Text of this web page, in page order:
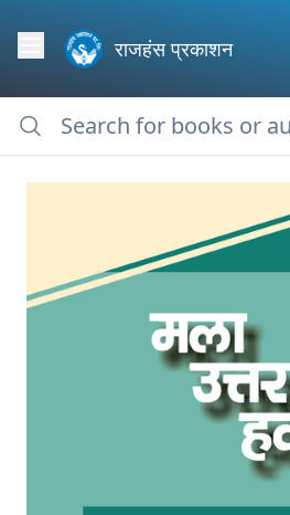
राजहंस प्रकाशन